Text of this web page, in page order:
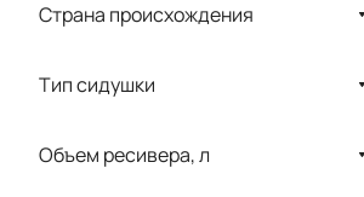
Kavo
MEGADENTA
Страна происхождения
Тип сидушки
Объем ресивера, л